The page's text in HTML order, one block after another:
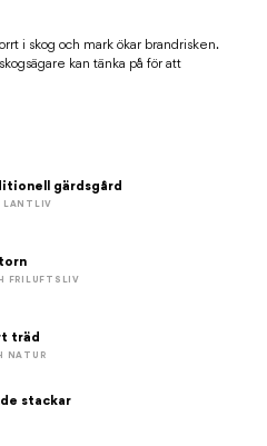
i skog och mark ökar brandrisken.
kan tänka på för att
gärdsgård
LANTLIV
FRILUFTSLIV
träd
NATUR
stackar